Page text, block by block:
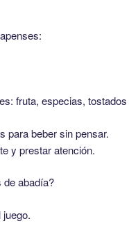
fruta, especias, tostados
para beber sin pensar.
y prestar atención.
de abadía?